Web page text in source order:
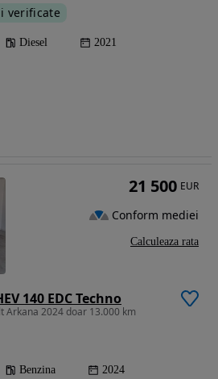
verificate
Diesel 2021
140 EDC Techno
Arkana 2024 doar 13.000 km
Benzina 2024
21 500 EUR
Conform mediei
Calculeaza rata